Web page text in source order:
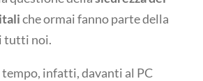
che ormai fanno parte della
tutti noi.
tempo, infatti, davanti al PC